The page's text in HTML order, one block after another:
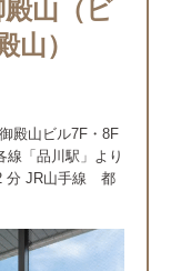
山（ビ
山）
殿山ビル7F・8F
線「品川駅」より
分 JR山手線 都